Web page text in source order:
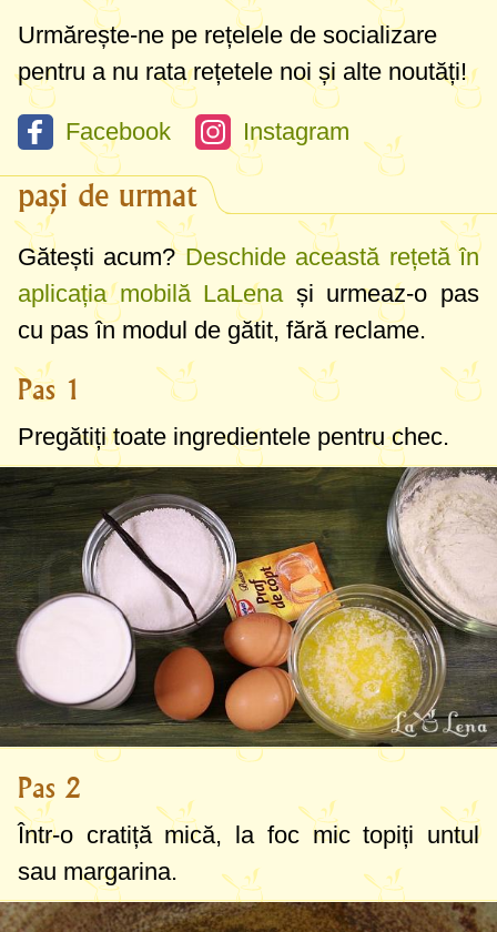
Urmărește-ne pe rețelele de socializare
pentru a nu rata rețetele noi și alte noutăți!
Facebook Instagram
pași de urmat
Gătești acum?Deschide această rețetă în
aplicația mobilă LaLenași urmeaz-o pas
cu pas în modul de gătit, fără reclame.
Pas 1
Pregătiți toate ingredientele pentru chec.
Pas 2
Într-o cratiță mică, la foc mic topiți untul
sau margarina.